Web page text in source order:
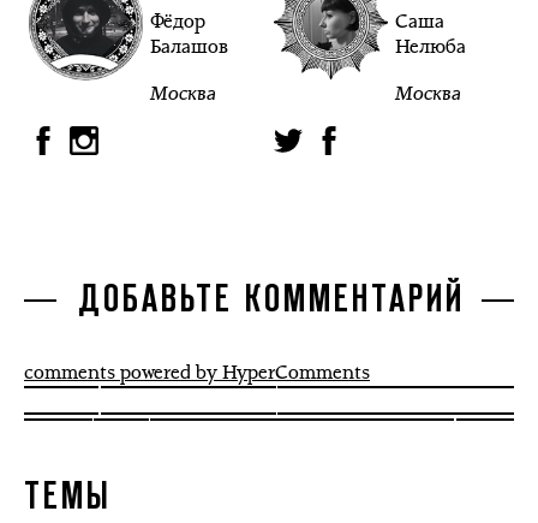
Фёдор
Балашов
Москва
Саша
Нелюба
Москва
ДОБАВЬТЕ КОММЕНТАРИЙ
comments powered by HyperComments
ТЕМЫ